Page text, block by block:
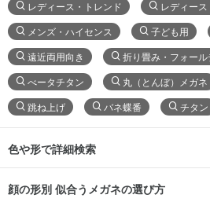
レディース・トレンド レディー
メンズ・ハイセンス 子ども用
遠近両用向き 折り畳み・フォール
べータチタン 丸（とんぼ）メガネ
跳ね上げ バネ蝶番 チタン
色や形で詳細検索
顔の形別 似合うメガネの選び方